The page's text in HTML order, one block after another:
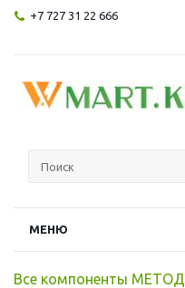
+7 727 31 22 666
МЕНЮ
Все компоненты МЕТОД